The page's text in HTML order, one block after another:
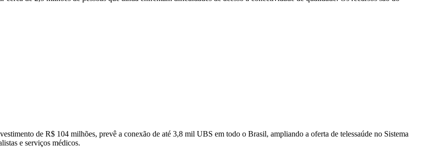
de R$ 104 milhões, prevê a conexão de até 3,8 mil UBS em todo o Brasil, ampliando a oferta de telessaúde no Sistema
e serviços médicos.